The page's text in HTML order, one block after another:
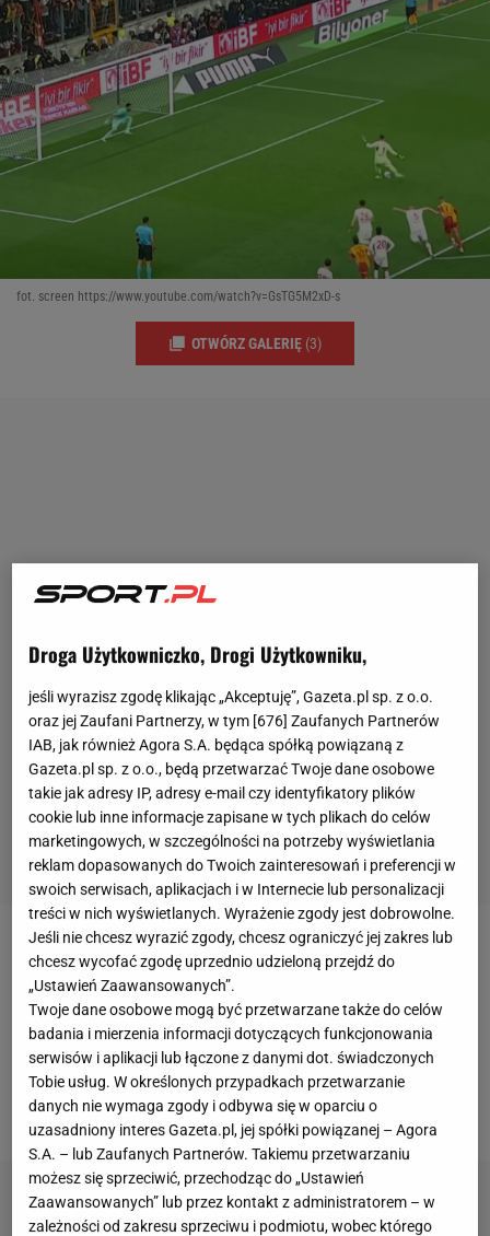
fot. screen https://www.youtube.com/watch?v=GsTG5M2xD-s
OTWÓRZ GALERIĘ (3)
Turecka Super Lig wchodzi w decydującą fazę
sezonu. Do końca rozgrywek pozostały tylko dwie
kolejki, ale już po 36. serii gier wiadomo, że mistrzem
po raz trzeci z rzędu będzie Galatasaray. Słynny klub
ze Stambułu pokonał Kayserispor 3:0. Spotkanie
przejdzie do historii.
Droga Użytkowniczko, Drogi Użytkowniku,
jeśli wyrazisz zgodę klikając „Akceptuję”, Gazeta.pl sp. z o.o.
oraz jej Zaufani Partnerzy, w tym [676] Zaufanych Partnerów
IAB, jak również Agora S.A. będąca spółką powiązaną z
Gazeta.pl sp. z o.o., będą przetwarzać Twoje dane osobowe
takie jak adresy IP, adresy e-mail czy identyfikatory plików
cookie lub inne informacje zapisane w tych plikach do celów
marketingowych, w szczególności na potrzeby wyświetlania
reklam dopasowanych do Twoich zainteresowań i preferencji w
swoich serwisach, aplikacjach i w Internecie lub personalizacji
treści w nich wyświetlanych. Wyrażenie zgody jest dobrowolne.
Jeśli nie chcesz wyrazić zgody, chcesz ograniczyć jej zakres lub
chcesz wycofać zgodę uprzednio udzieloną przejdź do
„Ustawień Zaawansowanych”.
Twoje dane osobowe mogą być przetwarzane także do celów
badania i mierzenia informacji dotyczących funkcjonowania
serwisów i aplikacji lub łączone z danymi dot. świadczonych
Tobie usług. W określonych przypadkach przetwarzanie
danych nie wymaga zgody i odbywa się w oparciu o
uzasadniony interes Gazeta.pl, jej spółki powiązanej – Agora
S.A. – lub Zaufanych Partnerów. Takiemu przetwarzaniu
możesz się sprzeciwić, przechodząc do „Ustawień
Zaawansowanych” lub przez kontakt z administratorem – w
zależności od zakresu sprzeciwu i podmiotu, wobec którego